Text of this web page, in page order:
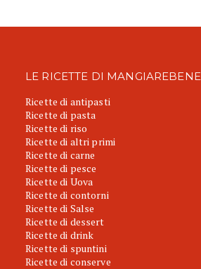
LE RICETTE DI MANGIAREBENE
Ricette di antipasti
Ricette di pasta
Ricette di riso
Ricette di altri primi
Ricette di carne
Ricette di pesce
Ricette di Uova
Ricette di contorni
Ricette di Salse
Ricette di dessert
Ricette di drink
Ricette di spuntini
Ricette di conserve